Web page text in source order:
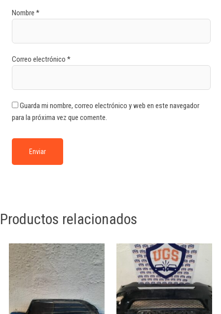
Nombre *
Correo electrónico *
Guarda mi nombre, correo electrónico y web en este navegador
para la próxima vez que comente.
Productos relacionados